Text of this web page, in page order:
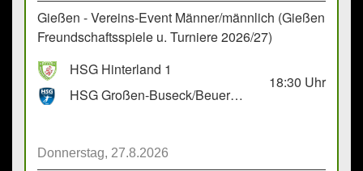
Gießen - Vereins-Event Männer/männlich (Gießen
Freundschaftsspiele u. Turniere 2026/27)
HSG Hinterland 1
HSG Großen-Buseck/Beuern 1
18:30 Uhr
Donnerstag, 27.8.2026